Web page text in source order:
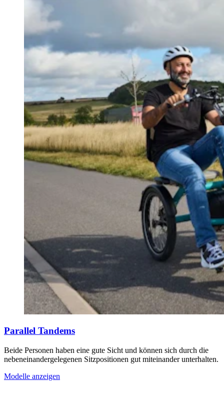
Parallel Tandems
Beide Personen haben eine gute Sicht und können sich durch die
nebeneinandergelegenen Sitzpositionen gut miteinander unterhalten.
Modelle anzeigen